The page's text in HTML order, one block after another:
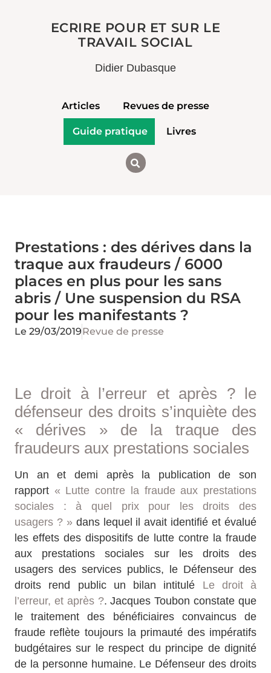
ECRIRE POUR ET SUR LE
TRAVAIL SOCIAL
Didier Dubasque
Articles Revues de presse
Guide pratique Livres
Prestations : des dérives dans la
traque aux fraudeurs / 6000
places en plus pour les sans
abris / Une suspension du RSA
pour les manifestants ?
Le 29/03/2019Revue de presse
Le droit à l’erreur et après ? le
défenseur des droits s’inquiète des
« dérives » de la traque des
fraudeurs aux prestations sociales
Un an et demi après la publication de son
rapport « Lutte contre la fraude aux prestations
sociales : à quel prix pour les droits des
usagers ? »dans lequel il avait identifié et évalué
les effets des dispositifs de lutte contre la fraude
aux prestations sociales sur les droits des
usagers des services publics, le Défenseur des
droits rend public un bilan intitulé Le droit à
l’erreur, et après ?. Jacques Toubon constate que
le traitement des bénéficiaires convaincus de
fraude reflète toujours la primauté des impératifs
budgétaires sur le respect du principe de dignité
de la personne humaine. Le Défenseur des droits